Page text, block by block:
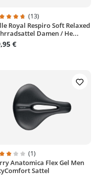
von 5 SternenBewertung
(13)
Royal Respiro Soft Relaxed
Damen / He...
€
von 5 SternenBewertung
(1)
Anatomica Flex Gel Men
Sattel